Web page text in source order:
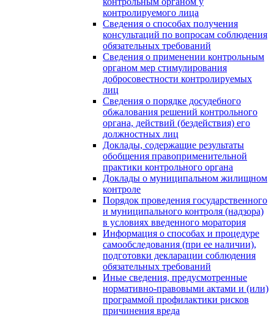
контролируемого лица
Сведения о способах получения
консультаций по вопросам соблюдения
обязательных требований
Сведения о применении контрольным
органом мер стимулирования
добросовестности контролируемых
лиц
Сведения о порядке досудебного
обжалования решений контрольного
органа, действий (бездействия) его
должностных лиц
Доклады, содержащие результаты
обобщения правоприменительной
практики контрольного органа
Доклады о муниципальном жилищном
контроле
Порядок проведения государственного
и муниципального контроля (надзора)
в условиях введенного моратория
Информация о способах и процедуре
самообследования (при ее наличии),
подготовки декларации соблюдения
обязательных требований
Иные сведения, предусмотренные
нормативно-правовыми актами и (или)
программой профилактики рисков
причинения вреда